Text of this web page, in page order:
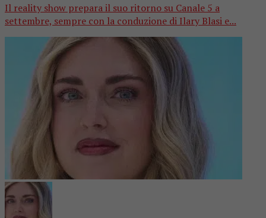
Il reality show prepara il suo ritorno su Canale 5 a
settembre, sempre con la conduzione di Ilary Blasi e...